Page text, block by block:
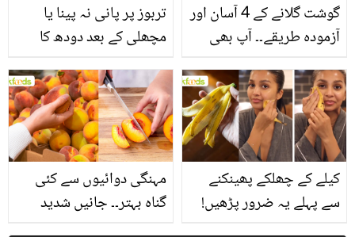
تربوز پر پانی نہ پینا یا
مچھلی کے بعد دودھ کا
سے متعلق غلط فہمیوں کی
حقیقت کیا ہے اور افواہ
کیا؟
گوشت گلانے کے 4 آسان اور
آزمودہ طریقے۔۔ آپ بھی
بتائے راز
مہنگی دوائیوں سے کئی
گناہ بہتر۔۔ جانیں شدید
کیلے کے چھلکے پھینکنے
سے پہلے یہ ضرور پڑھیں!